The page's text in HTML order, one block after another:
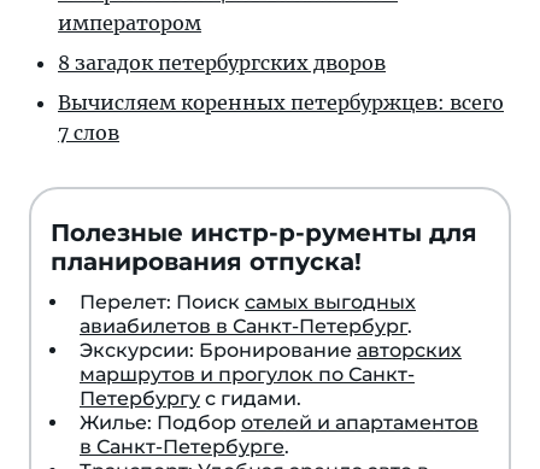
императором
8 загадок петербургских дворов
Вычисляем коренных петербуржцев: всего
7 слов
Полезные инстр-р-рументы для
планирования отпуска!
Перелет: Поиск самых выгодных
авиабилетов в Санкт-Петербург.
Экскурсии: Бронирование авторских
маршрутов и прогулок по Санкт-
Петербургу с гидами.
Жилье: Подбор отелей и апартаментов
в Санкт-Петербурге.